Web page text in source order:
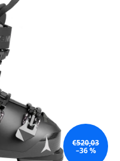
€520,03
–36 %